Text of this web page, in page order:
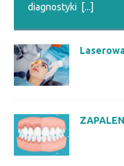
diagnostyki
[...]